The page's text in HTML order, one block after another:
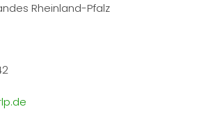
Rheinland-Pfalz